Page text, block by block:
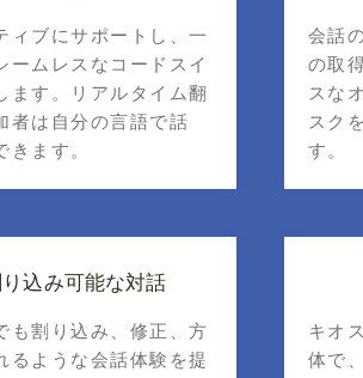
ィブにサポートし、一
ームレスなコードスイ
ます。リアルタイム翻
者は自分の言語で話
きます。
会話
の取
スな
スク
す。
込み可能な対話
も割り込み、修正、方
るような会話体験を提
キオ
体で